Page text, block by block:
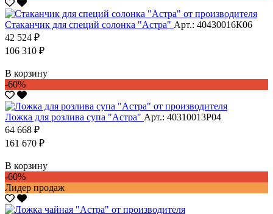
Стаканчик для специй солонка "Астра" Арт.: 40430016К06
42 524 ₽
106 310 ₽
В корзину
-60%
Ложка для розлива супа "Астра" Арт.: 40310013Р04
64 668 ₽
161 670 ₽
В корзину
-60%
Лидер продаж